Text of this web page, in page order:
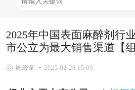
2025年中国表面麻醉剂行
市公立为最大销售渠道【组
施馨童 2025-02-28 15:00